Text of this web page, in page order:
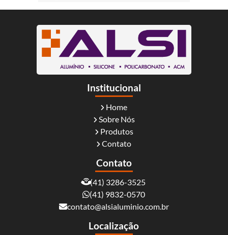
Institucional
Home
Sobre Nós
Produtos
Contato
Contato
(41) 3286-3525
(41) 9832-0570
contato@alsialuminio.com.br
Localização